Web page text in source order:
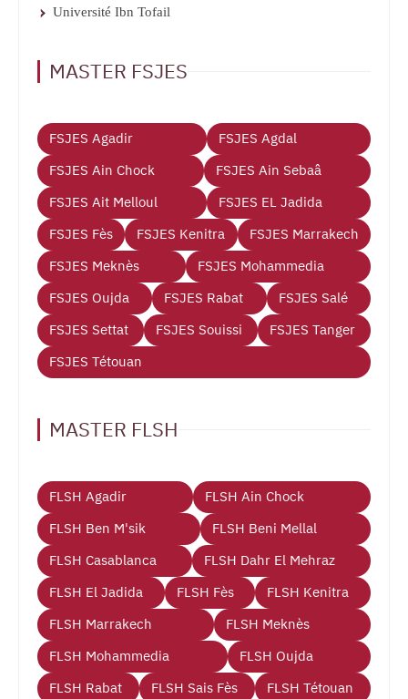
Université Ibn Tofail
MASTER FSJES
FSJES Agadir
FSJES Agdal
FSJES Ain Chock
FSJES Ain Sebaâ
FSJES Ait Melloul
FSJES EL Jadida
FSJES Fès
FSJES Kenitra
FSJES Marrakech
FSJES Meknès
FSJES Mohammedia
FSJES Oujda
FSJES Rabat
FSJES Salé
FSJES Settat
FSJES Souissi
FSJES Tanger
FSJES Tétouan
MASTER FLSH
FLSH Agadir
FLSH Ain Chock
FLSH Ben M'sik
FLSH Beni Mellal
FLSH Casablanca
FLSH Dahr El Mehraz
FLSH El Jadida
FLSH Fès
FLSH Kenitra
FLSH Marrakech
FLSH Meknès
FLSH Mohammedia
FLSH Oujda
FLSH Rabat
FLSH Sais Fès FLSH Tétouan